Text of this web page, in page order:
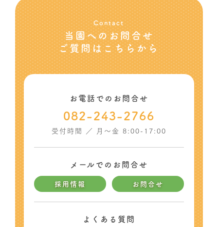
Contact
当園へのお問合せ
ご質問はこちらから
お電話でのお問合せ
082-243-2766
受付時間 ／ 月〜金 8:00-17:00
メールでのお問合せ
採用情報 お問合せ
よくある質問